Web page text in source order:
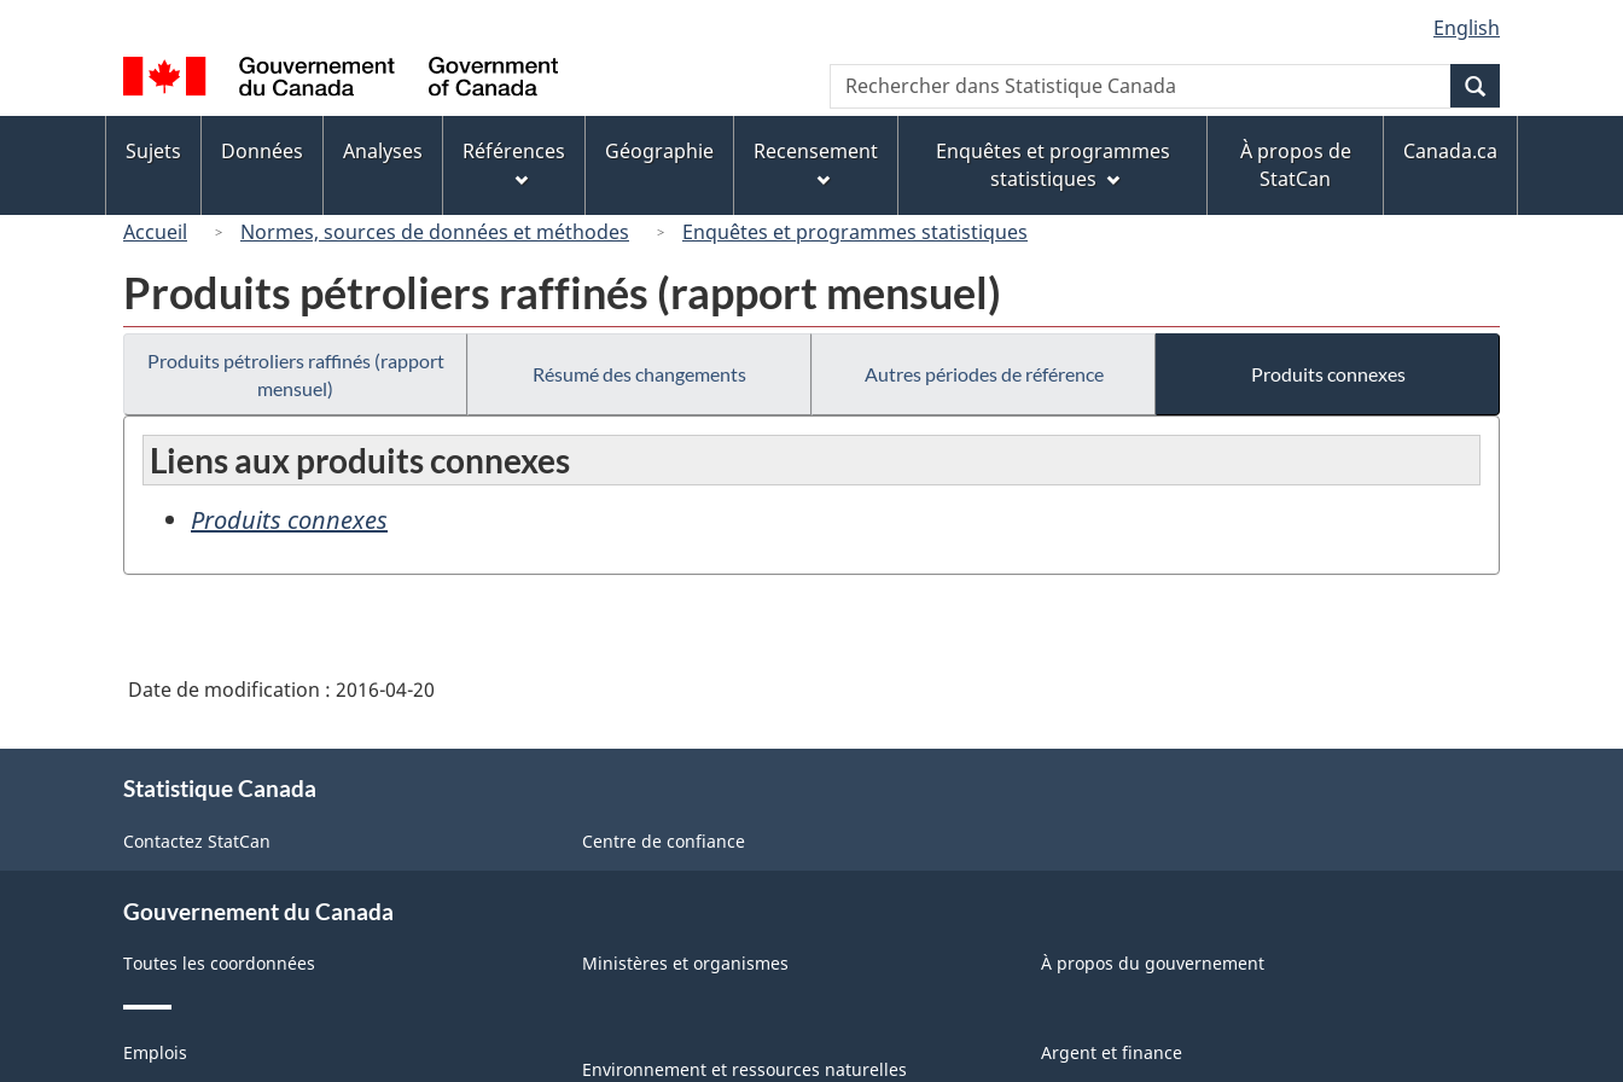
au
contenu
principal
« À
propos
de
ce
version
HTML
simplifiée
de
la
langue
English
Canada
Recherche
Rechercher
dans
Canada
des
Sujets Données Analyses Références Géographie Recensement
Enquêtes et programmes
statistiques
À propos de
StatCan
Canada.ca
Accueil Normes, sources de données et méthodes Enquêtes et programmes statistiques
Produits pétroliers raffinés (rapport mensuel)
Produits pétroliers raffinés (rapport
mensuel)
Résumé des changements Autres périodes de référence Produits connexes
Liens aux produits connexes
Produits connexes
Date de modification : 2016-04-20
Statistique Canada
Contactez StatCan Centre de confiance
Gouvernement du Canada
Toutes les coordonnées Ministères et organismes À propos du gouvernement
Thèmes
Emplois
Environnement et ressources naturelles
Argent et finance